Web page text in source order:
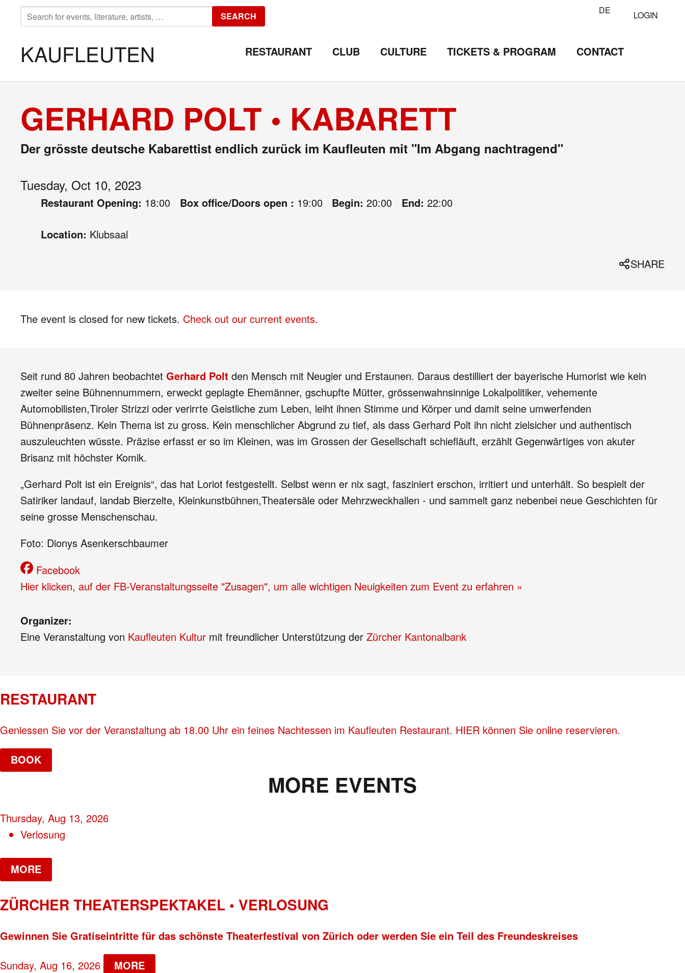
SEARCH
FOR:
SEARCH DE LOGIN
KAUFLEUTEN RESTAURANT CLUB CULTURE TICKETS & PROGRAM CONTACT
GERHARD POLT • KABARETT
Der grösste deutsche Kabarettist endlich zurück im Kaufleuten mit "Im Abgang nachtragend"
Tuesday, Oct 10, 2023
Restaurant Opening: 18:00 Box office/Doors open : 19:00 Begin: 20:00 End: 22:00
Location: Klubsaal
SHARE
The event is closed for new tickets. Check out our current events.
Seit rund 80 Jahren beobachtet Gerhard Polt den Mensch mit Neugier und Erstaunen. Daraus destilliert der bayerische Humorist wie kein
zweiter seine Bühnennummern, erweckt geplagte Ehemänner, gschupfte Mütter, grössenwahnsinnige Lokalpolitiker, vehemente
Automobilisten,Tiroler Strizzi oder verirrte Geistliche zum Leben, leiht ihnen Stimme und Körper und damit seine umwerfenden
Bühnenpräsenz. Kein Thema ist zu gross. Kein menschlicher Abgrund zu tief, als dass Gerhard Polt ihn nicht zielsicher und authentisch
auszuleuchten wüsste. Präzise erfasst er so im Kleinen, was im Grossen der Gesellschaft schiefläuft, erzählt Gegenwärtiges von akuter
Brisanz mit höchster Komik.
„Gerhard Polt ist ein Ereignis“, das hat Loriot festgestellt. Selbst wenn er nix sagt, fasziniert erschon, irritiert und unterhält. So bespielt der
Satiriker landauf, landab Bierzelte, Kleinkunstbühnen,Theatersäle oder Mehrzweckhallen - und sammelt ganz nebenbei neue Geschichten für
seine grosse Menschenschau.
Foto: Dionys Asenkerschbaumer
Facebook
Hier klicken, auf der FB-Veranstaltungsseite "Zusagen", um alle wichtigen Neuigkeiten zum Event zu erfahren »
Organizer:
Eine Veranstaltung von Kaufleuten Kultur mit freundlicher Unterstützung der Zürcher Kantonalbank
RESTAURANT
Geniessen Sie vor der Veranstaltung ab 18.00 Uhr ein feines Nachtessen im Kaufleuten Restaurant. HIER können Sie online reservieren.
BOOK
MORE EVENTS
Thursday, Aug 13, 2026
Verlosung
MORE
ZÜRCHER THEATERSPEKTAKEL • VERLOSUNG
Gewinnen Sie Gratiseintritte für das schönste Theaterfestival von Zürich oder werden Sie ein Teil des Freundeskreises
Sunday, Aug 16, 2026 MORE